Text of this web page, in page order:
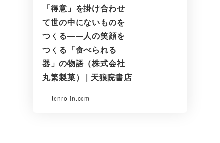
「得意」を掛け合わせ
て世の中にないものを
つくる――人の笑顔を
つくる「食べられる
器」の物語（株式会社
丸繁製菓） | 天狼院書店
tenro-in.com